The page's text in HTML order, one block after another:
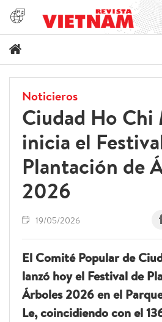
Noticieros
Ciudad Ho Chi
inicia el
Plantación de
2026
19/05/2026
El Comité Popular de
lanzó hoy el Festival de
Árboles 2026 en el
Le, coincidiendo con el